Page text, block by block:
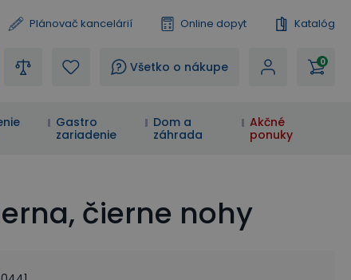
Plánovač kancelárií Online dopyt Katalóg
? Všetko o nákupe 0
Gastro
zariadenie
Dom a
záhrada
Akčné
ponuky
čierne nohy